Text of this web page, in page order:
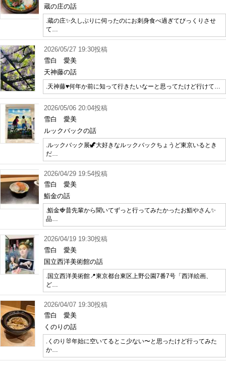
蔵の庄の話
.蔵の庄✨久しぶりに伺ったのにお刺身食べ過ぎてびっくりさせ
て…
2026/05/27 19:30投稿
雪白 愛美
天神藤の話
.天神藤♥️何年か前に知って行きたいなーと思ってたけど行けて…
2026/05/06 20:04投稿
雪白 愛美
ルックバックの話
.ルックバック展🦖大好きなルックバックちょうど東京いるとき
だ…
2026/04/29 19:54投稿
雪白 愛美
鮨金の話
.鮨金🍓昔先輩から聞いてずっと行ってみたかったお鮨やさん✨
品…
2026/04/19 19:30投稿
雪白 愛美
国立西洋美術館の話
.国立西洋美術館📍東京都台東区上野公園7番7号「西洋絵画、
ど…
2026/04/07 19:30投稿
雪白 愛美
くのりの話
.くのり🐰年始に空いてるとこ少ない〜と思ったけど行ってみた
か…